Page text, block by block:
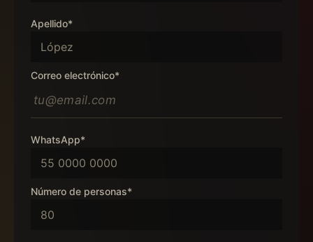
Apellido*
Correo electrónico*
WhatsApp*
Número de personas*